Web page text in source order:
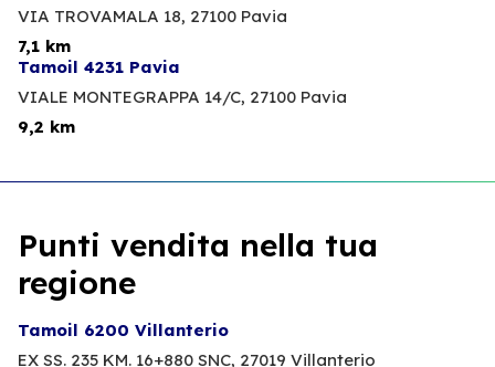
VIA TROVAMALA 18, 27100 Pavia
7,1 km
Tamoil 4231 Pavia
VIALE MONTEGRAPPA 14/C, 27100 Pavia
9,2 km
Punti vendita nella tua
regione
Tamoil 6200 Villanterio
EX SS. 235 KM. 16+880 SNC, 27019 Villanterio